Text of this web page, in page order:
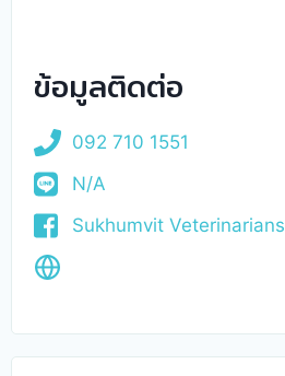
ข้อมูลติดต่อ
092 710 1551
N/A
Sukhumvit Veterinarians